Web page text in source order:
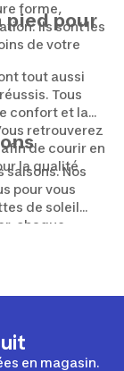
forme,
Ils sont les
de votre
pied pour
tout aussi
Tous
confort et la
retrouverez
de courir en
la qualité
saisons. Nos
pour vous
de soleil
chaque
chaque
en magasin.